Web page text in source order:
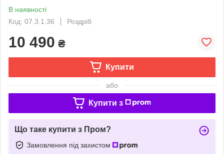
В наявності
Код: 07.3.1.36
Роздріб
10 490 ₴
Купити
або
Купити з
Що таке купити з Пром?
Замовлення під захистом